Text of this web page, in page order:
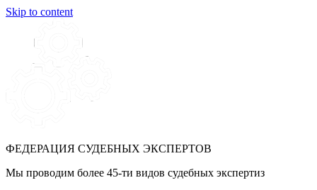
Skip to content
ФЕДЕРАЦИЯ СУДЕБНЫХ ЭКСПЕРТОВ
Мы проводим более 45-ти видов судебных экспертиз